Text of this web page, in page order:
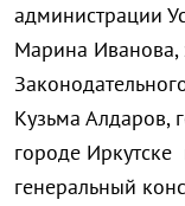
администрации
Марина Иванова,
Кузьма Алдаров,
городе Иркутске
генеральный